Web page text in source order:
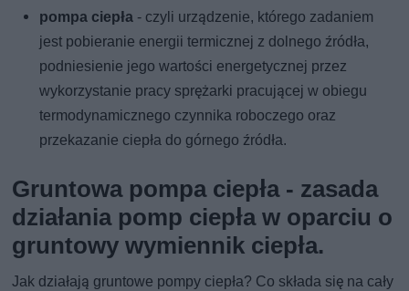
pompa ciepła - czyli urządzenie, którego zadaniem
jest pobieranie energii termicznej z dolnego źródła,
podniesienie jego wartości energetycznej przez
wykorzystanie pracy sprężarki pracującej w obiegu
termodynamicznego czynnika roboczego oraz
przekazanie ciepła do górnego źródła.
Gruntowa pompa ciepła - zasada
działania pomp ciepła w oparciu o
gruntowy wymiennik ciepła.
Jak działają gruntowe pompy ciepła? Co składa się na cały